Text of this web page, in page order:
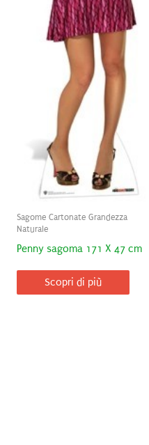
Sagome Cartonate Grandezza
Naturale
Penny sagoma 171 X 47 cm
Scopri di più